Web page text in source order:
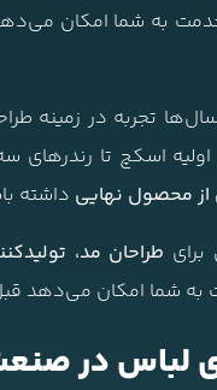
به شما امکان
تجربه در زمینه
اسکچ تا رندرهای
محصول نهایی داشته
طراحان مد،
به شما امکان می‌دهد
لباس در